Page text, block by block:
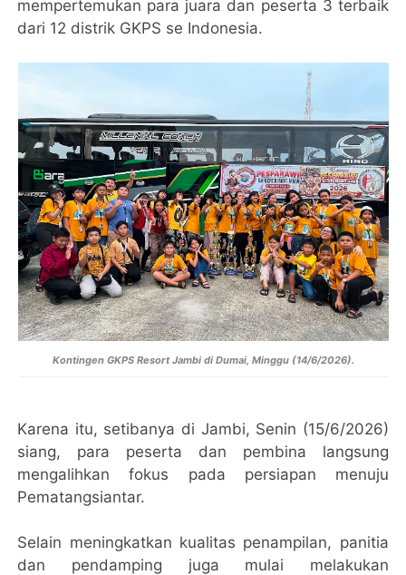
mempertemukan para juara dan peserta 3 terbaik
dari 12 distrik GKPS se Indonesia.
Kontingen GKPS Resort Jambi di Dumai, Minggu (14/6/2026).
Karena itu, setibanya di Jambi, Senin (15/6/2026)
siang, para peserta dan pembina langsung
mengalihkan fokus pada persiapan menuju
Pematangsiantar.
Selain meningkatkan kualitas penampilan, panitia
dan pendamping juga mulai melakukan